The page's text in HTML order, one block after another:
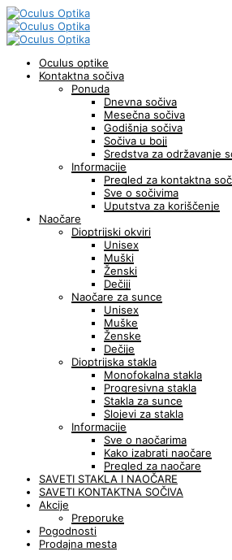
Oculus optike
Kontaktna sočiva
Ponuda
Dnevna sočiva
Mesečna sočiva
Godišnja sočiva
Sočiva u boji
Sredstva za održavanje
Informacije
Pregled za kontaktna
Sve o sočivima
Uputstva za koriščenje
Naočare
Dioptrijski okviri
Unisex
Muški
Ženski
Dečiji
Naočare za sunce
Unisex
Muške
Ženske
Dečije
Dioptrijska stakla
Monofokalna stakla
Progresivna stakla
Stakla za sunce
Slojevi za stakla
Informacije
Sve o naočarima
Kako izabrati naočare
Pregled za naočare
SAVETI STAKLA I NAOČARE
SAVETI KONTAKTNA SOČIVA
Akcije
Preporuke
Pogodnosti
Prodajna mesta